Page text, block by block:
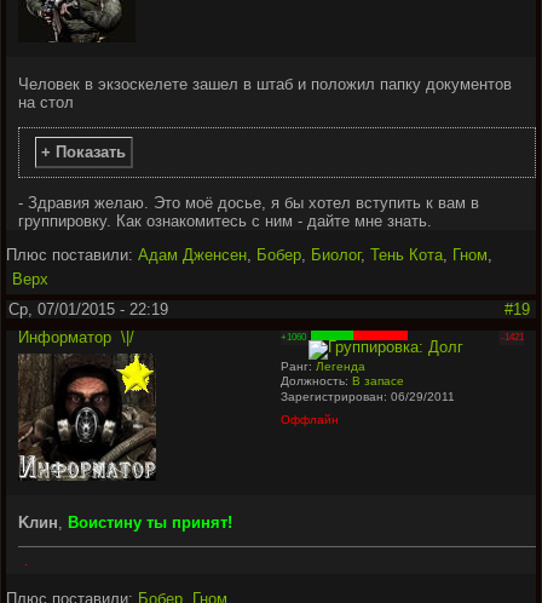
Человек в экзоскелете зашел в штаб и положил папку документов
на стол
+ Показать
- Здравия желаю. Это моё досье, я бы хотел вступить к вам в
группировку. Как ознакомитесь с ним - дайте мне знать.
Плюс поставили: Адам Дженсен Бобер Биолог, Тень Кота Гном
Верх
Ср, 07/01/2015 - 22:19
#19
Информатор \|/ +1060 -1421
Ранг: Легенда
Должность:В запасе
Зарегистрирован: 06/29/2011
Оффлайн
Kлин Воистину ты принят!
Плюс поставили: Бобер Гном